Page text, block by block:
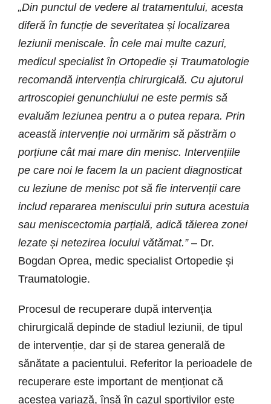
„Din punctul de vedere al tratamentului, acesta
diferă în funcție de severitatea și localizarea
leziunii meniscale. În cele mai multe cazuri,
medicul specialist în Ortopedie și Traumatologie
recomandă intervenția chirurgicală. Cu ajutorul
artroscopiei genunchiului ne este permis să
evaluăm leziunea pentru a o putea repara. Prin
această intervenție noi urmărim să păstrăm o
porțiune cât mai mare din menisc. Intervențiile
pe care noi le facem la un pacient diagnosticat
cu leziune de menisc pot să fie intervenții care
includ repararea meniscului prin sutura acestuia
sau meniscectomia parțială, adică tăierea zonei
lezate și netezirea locului vătămat.”– Dr.
Bogdan Oprea, medic specialist Ortopedie și
Traumatologie.
Procesul de recuperare după intervenția
chirurgicală depinde de stadiul leziunii, de tipul
de intervenție, dar și de starea generală de
sănătate a pacientului. Referitor la perioadele de
recuperare este important de menționat că
acestea variază, însă în cazul sportivilor este